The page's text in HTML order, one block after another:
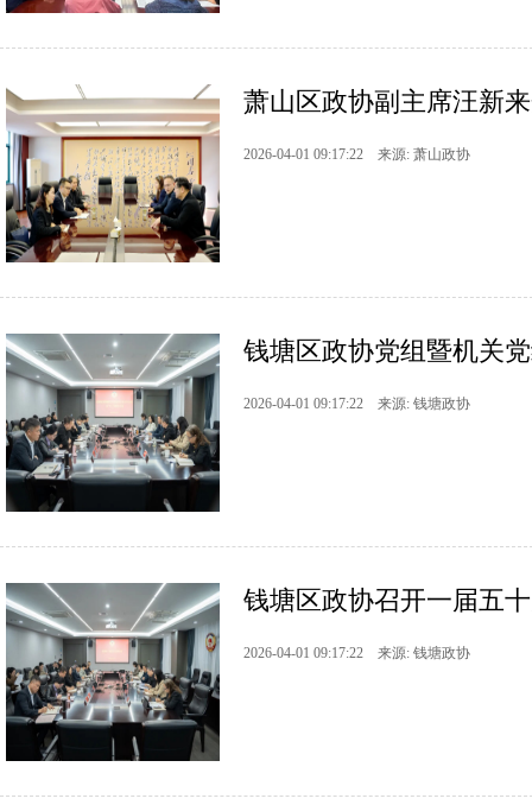
萧山区政协副主席汪新
2026-04-01 09:17:22 来源: 萧山政协
钱塘区政协党组暨机关
2026-04-01 09:17:22 来源: 钱塘政协
钱塘区政协召开一届五
2026-04-01 09:17:22 来源: 钱塘政协